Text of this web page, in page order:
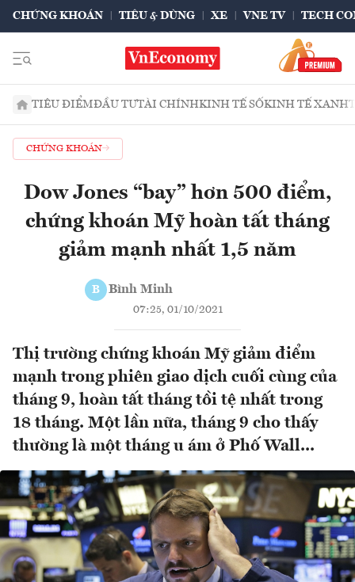
CHỨNG KHOÁN TIÊU & DÙNG XE VNE TV TECH
TIÊU ĐIỂMĐẦU TƯTÀI CHÍNHKINH TẾ SỐKINH TẾ XANH
CHỨNG KHOÁN
Dow Jones “bay” hơn 500 điểm,
chứng khoán Mỹ hoàn tất tháng
giảm mạnh nhất 1,5 năm
B Bình Minh
07:25, 01/10/2021
Thị trường chứng khoán Mỹ giảm điểm
mạnh trong phiên giao dịch cuối cùng của
tháng 9, hoàn tất tháng tồi tệ nhất trong
18 tháng. Một lần nữa, tháng 9 cho thấy
thường là một tháng u ám ở Phố Wall...